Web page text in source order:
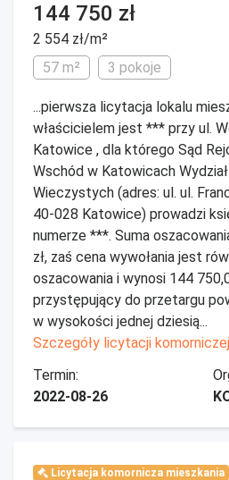
144 750 zł
2 554 zł/m²
57 m²
3 pokoje
...pierwsza licytacja lokalu
właścicielem jest *** przy ul.
Katowice , dla którego Sąd
Wschód w Katowicach
Wieczystych (adres: ul. ul.
40-028 Katowice) prowadzi
numerze ***. Suma
zł, zaś cena wywołania jest
oszacowania i wynosi 144
przystępujący do przetargu
w wysokości jednej dziesią...
Szczegóły licytacji komorniczej
Termin:
2022-08-26
Licytacja komornicza mieszkania